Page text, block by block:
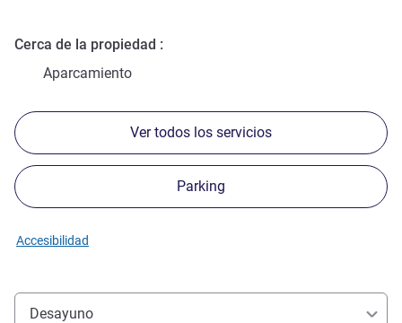
Cerca de la propiedad
Aparcamiento
Ver todos los servicios
Parking
Accesibilidad
Desayuno